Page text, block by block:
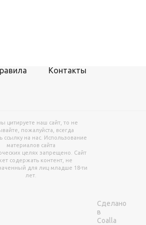
Контакты
цитируете наш сайт, то не
пожалуйста, всегда
ссылку на нас. Использование
материалов сайта
целях запрещено. Сайт
содержать контент, не
для лиц младше 18-ти
лет.
Сделано
в
Coalla